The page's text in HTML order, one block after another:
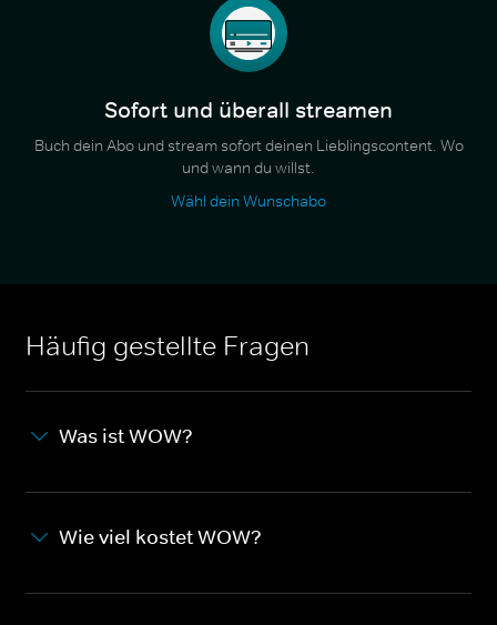
Sofort und überall streamen
Buch dein Abo und stream sofort deinen Lieblingscontent. Wo
und wann du willst.
Wähl dein Wunschabo
Häufig gestellte Fragen
Was ist WOW?
Wie viel kostet WOW?